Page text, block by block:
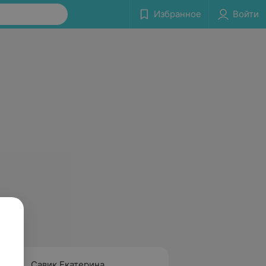
Избранное Войти